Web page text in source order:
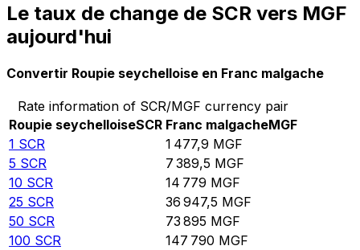
Le taux de change de SCR vers MGF
aujourd'hui
Convertir Roupie seychelloise en Franc malgache
Rate information of SCR/MGF currency pair
Roupie seychelloiseSCR Franc malgacheMGF
1 SCR 1 477,9 MGF
5 SCR 7 389,5 MGF
10 SCR 14 779 MGF
25 SCR 36 947,5 MGF
50 SCR 73 895 MGF
100 SCR 147 790 MGF